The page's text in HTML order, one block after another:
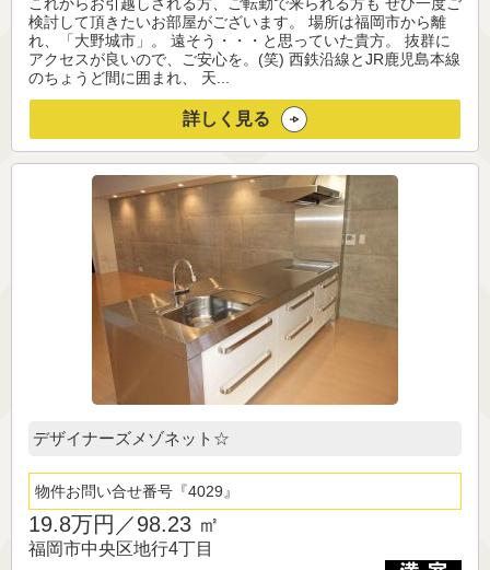
検討して頂きたいお部屋がございます。 場所は福岡市から離
れ、「大野城市」。 遠そう・・・と思っていた貴方。 抜群に
アクセスが良いので、ご安心を。(笑) 西鉄沿線とJR鹿児島本線
のちょうど間に囲まれ、 天...
詳しく見る
デザイナーズメゾネット☆
物件お問い合せ番号 4029
19.8万円／98.23 ㎡
福岡市中央区地行4丁目